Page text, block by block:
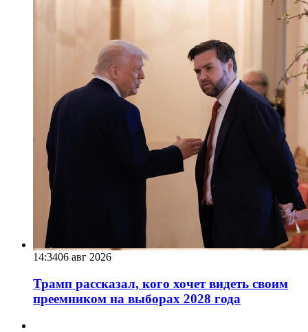
14:3406 авг 2026
Трамп рассказал, кого хочет видеть своим
преемником на выборах 2028 года